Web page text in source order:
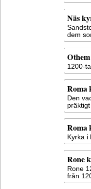
Näs
dem
1200-
Roma
Den
präktigt
Roma
Kyrka i
Rone
Rone
från